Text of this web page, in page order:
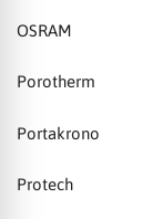
OSRAM
Porotherm
Portakrono
Protech